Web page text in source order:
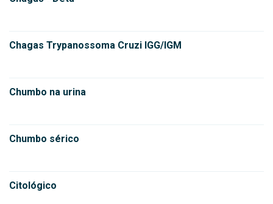
Chagas Trypanossoma Cruzi IGG/IGM
Chumbo na urina
Chumbo sérico
Citológico